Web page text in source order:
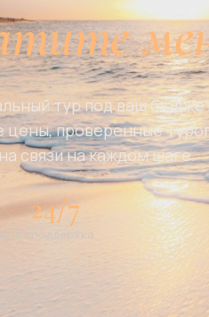
тур под ваш
цены, проверенные
связи на каждом шаге.
24/7
поддержка